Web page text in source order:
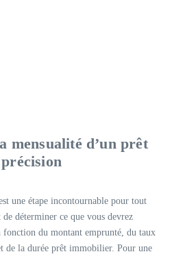
mensualité d’un prêt
une étape incontournable pour tout
déterminer ce que vous devrez
fonction du montant emprunté, du taux
de la durée prêt immobilier. Pour une